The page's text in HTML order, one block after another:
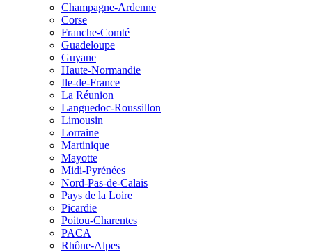
Champagne-Ardenne
Corse
Franche-Comté
Guadeloupe
Guyane
Haute-Normandie
Ile-de-France
La Réunion
Languedoc-Roussillon
Limousin
Lorraine
Martinique
Mayotte
Midi-Pyrénées
Nord-Pas-de-Calais
Pays de la Loire
Picardie
Poitou-Charentes
PACA
Rhône-Alpes